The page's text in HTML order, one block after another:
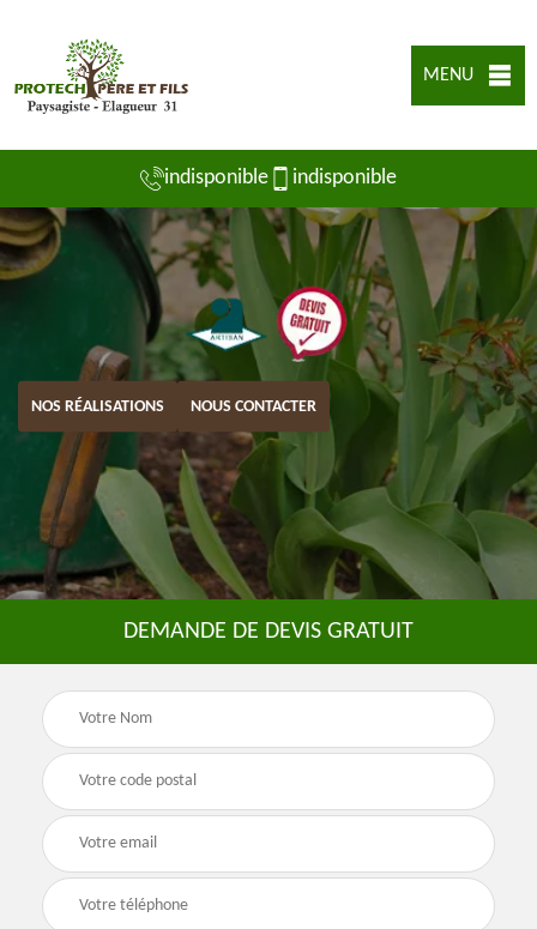
MENU
indisponible indisponible
NOS RÉALISATIONS NOUS CONTACTER
DEMANDE DE DEVIS GRATUIT